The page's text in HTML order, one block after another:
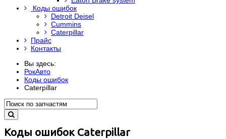
Коды ошибок
Detroit Deisel
Cummins
Caterpillar
Прайс
Контакты
Вы здесь:
РокАвто
Коды ошибок
Caterpillar
Коды ошибок Caterpillar